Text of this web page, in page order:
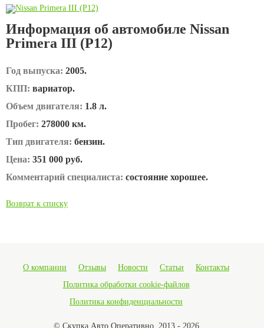
Информация об автомобиле Nissan
Primera III (P12)
Год выпуска: 2005.
КПП: вариатор.
Объем двигателя: 1.8 л.
Пробег: 278000 км.
Тип двигателя: бензин.
Цена: 351 000 руб.
Комментарий специалиста: состояние хорошее.
Возврат к списку
О компании Отзывы Новости Статьи
Контакты
Политика обработки cookie-файлов
Политика конфиденциальности
© Скупка Авто Оперативно, 2013 - 2026